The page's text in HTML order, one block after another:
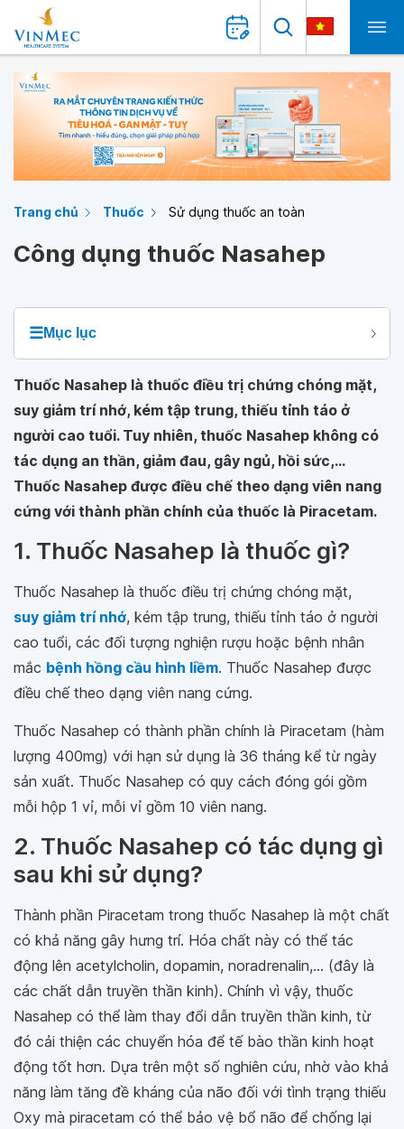
Trang chủ Thuốc Sử dụng thuốc an toàn
Công dụng thuốc Nasahep
☰Mục lục
Thuốc Nasahep là thuốc điều trị chứng chóng mặt,
suy giảm trí nhớ, kém tập trung, thiếu tỉnh táo ở
người cao tuổi. Tuy nhiên, thuốc Nasahep không có
tác dụng an thần, giảm đau, gây ngủ, hồi sức,...
Thuốc Nasahep được điều chế theo dạng viên nang
cứng với thành phần chính của thuốc là Piracetam.
1. Thuốc Nasahep là thuốc gì?
Thuốc Nasahep là thuốc điều trị chứng chóng mặt,
suy giảm trí nhớ, kém tập trung, thiếu tỉnh táo ở người
cao tuổi, các đối tượng nghiện rượu hoặc bệnh nhân
mắc bệnh hồng cầu hình liềm. Thuốc Nasahep được
điều chế theo dạng viên nang cứng.
Thuốc Nasahep có thành phần chính là Piracetam (hàm
lượng 400mg) với hạn sử dụng là 36 tháng kể từ ngày
sản xuất. Thuốc Nasahep có quy cách đóng gói gồm
mỗi hộp 1 vỉ, mỗi vỉ gồm 10 viên nang.
2. Thuốc Nasahep có tác dụng gì
sau khi sử dụng?
Thành phần Piracetam trong thuốc Nasahep là một chất
có khả năng gây hưng trí. Hóa chất này có thể tác
động lên acetylcholin, dopamin, noradrenalin,... (đây là
các chất dẫn truyền thần kinh). Chính vì vậy, thuốc
Nasahep có thể làm thay đổi dẫn truyền thần kinh, từ
đó cải thiện các chuyển hóa để tế bào thần kinh hoạt
động tốt hơn. Dựa trên một số nghiên cứu, nhờ vào khả
năng làm tăng đề kháng của não đối với tình trạng thiếu
Oxy mà piracetam có thể bảo vệ bổ não để chống lại